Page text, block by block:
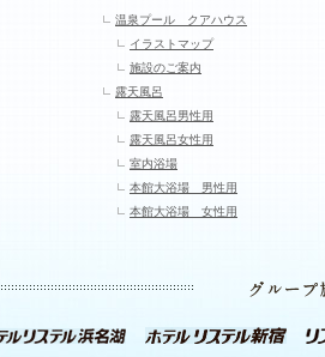
温泉プール クアハウス
イラストマップ
施設のご案内
露天風呂
露天風呂男性用
露天風呂女性用
室内浴場
本館大浴場 男性用
本館大浴場 女性用